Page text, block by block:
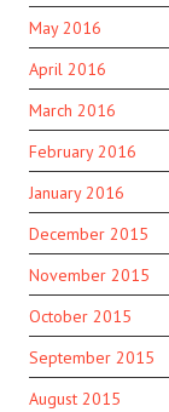
May 2016
April 2016
March 2016
February 2016
January 2016
December 2015
November 2015
October 2015
September 2015
August 2015